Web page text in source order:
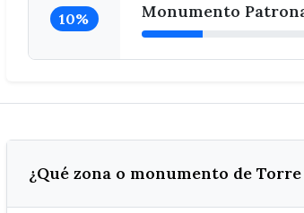
10% Monumento
¿Qué zona o monumento de